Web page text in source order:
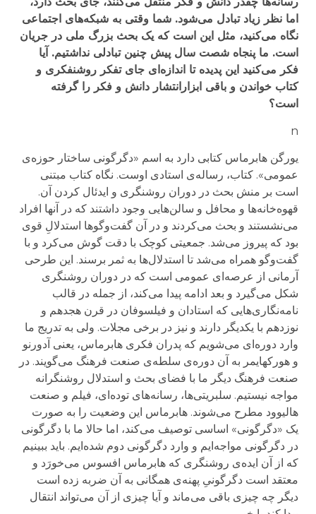
اما نظر زیاد تبادل می‌شود. شما وقتی به شبکه‌های اجتماعی
نگاه می‌کنید، مثل این است که یک بحث بزرگ ملی در جریان
است. ما پنجاه شصت سال پیش چنین تبادلی نداشتیم. آیا
فکر می‌کنید این پدیده تا اندازه‌ای جای تفکر روشنفکری و
کتاب خواندن و باقی ابزارانتشار دانش و فکر را گرفته
است؟
n
یورگن هابرماس کتابی دارد به اسم «دگرگونی ساختار حوزه‌ی
عمومی». کتاب، رساله‌ی استادی‌ اوست. نگاه کتاب مبتنی
است بر منش بحث در دوران روشنگری و ایدئال کردن آن.
قهوه‌خانه‌ها و محافل و سالن‌هایی وجود داشتند که در آنها افراد
می‌نشستند و بحث می‌کردند و در آن گفت‌وگوها استدلالِ قوی
بود که پیروز می‌شد. جمعیتی کوچک با دقت گوش می‌کرد و با
گفت‌وگو همراه می‌شد تا استدلال‌ها به ثمر برسند. این طرحی
آرمانی از عرصه‌ای عمومی است که در دوران روشنگری
شکل می‌‌گیرد و بعد ادامه پیدا می‌کند، از جمله در قالب
نامه‌نگاری‌هایی که استادان و فیلسوفان در قرن هجدهم و
نوزدهم با یکدیگر دارند و نیز در برخی مجلات. ولی به تدریج ما
وارد دوره‌ای می‌شویم که پدران فکری هابرماس، یعنی آدورنو
و هورکهایمر به آن دوره‌ی سلطه‌ی صنعت فرهنگ می‌گویند. در
صنعت فرهنگ دیگر ما با فضای بحث و استدلال روشنگرانه
مواجه نیستیم. سلبریتی‌ها، رسانه‌های توده‌ای، فیلم و صنعت
هالیوود مطرح می‌شوند. هابرماس این وضعیت را به صورت
یک «دگرگونی» اساسی توصیف می‌کند، اما حالا ما با دگرگونی
در دگرگونی مواجه‌ایم و وارد دگرگونی دوم شده‌ایم. باید ببینیم
که از آن ایده‌ی روشنگری که هابرماس افسوس می‌خورَد و
معتقد است دگرگونیِ پهنه‌ی همگانی به آن ضربه زده است
دیگر چه چیزی باقی می‌ماند و آیا چیزی از آن می‌تواند انتقال